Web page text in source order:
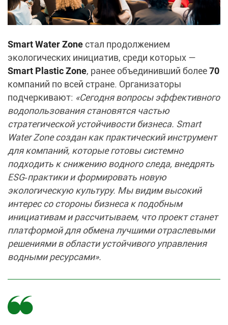
Smart Water Zone стал продолжением
экологических инициатив, среди которых —
Smart Plastic Zone, ранее объединивший более70
компаний по всей стране. Организаторы
подчеркивают: «Сегодня вопросы эффективного
водопользования становятся частью
стратегической устойчивости бизнеса. Smart
Water Zone создан как практический инструмент
для компаний, которые готовы системно
подходить к снижению водного следа, внедрять
ESG‑практики и формировать новую
экологическую культуру. Мы видим высокий
интерес со стороны бизнеса к подобным
инициативам и рассчитываем, что проект станет
платформой для обмена лучшими отраслевыми
решениями в области устойчивого управления
водными ресурсами».